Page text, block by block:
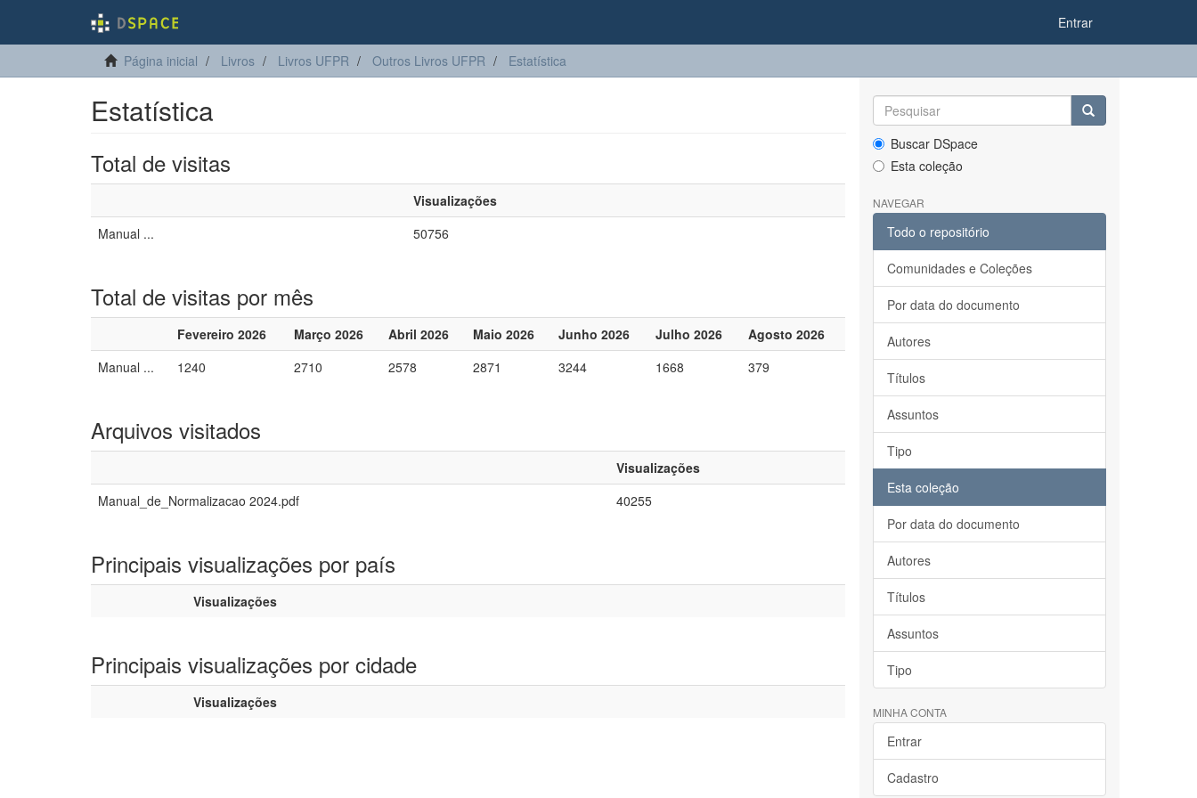
Entrar
Página inicial Livros Livros UFPR Outros Livros UFPR Estatística
Estatística
Total de visitas
Visualizações
Manual ...
50756
Total de visitas por mês
Fevereiro 2026 Março 2026 Abril 2026 Maio 2026 Junho 2026 Julho 2026
Agosto 2026
Manual ...
1240 2710 2578 2871 3244 1668 379
Arquivos visitados
Visualizações
Manual_de_Normalizacao 2024.pdf
40255
Principais visualizações por país
Visualizações
Principais visualizações por cidade
Visualizações
Buscar DSpace
Esta coleção
NAVEGAR
Todo o repositório
Comunidades e Coleções
Por data do documento
Autores
Títulos
Assuntos
Tipo
Esta coleção
Por data do documento
Autores
Títulos
Assuntos
Tipo
MINHA CONTA
Entrar
Cadastro